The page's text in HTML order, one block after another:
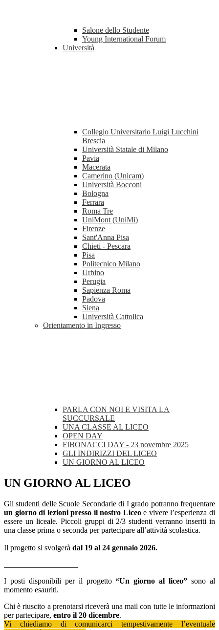
Salone dello Studente
Young International Forum
Università
Collegio Universitario Luigi Lucchini
Brescia
Università Statale di Milano
Pavia
Macerata
Camerino (Unicam)
Università Bocconi
Bologna
Ferrara
Roma Tre
UniMont (UniMi)
Firenze
Sant'Anna Pisa
Chieti - Pescara
Pisa
Politecnico Milano
Urbino
Perugia
Sapienza Roma
Padova
Siena
Università Cattolica
Orientamento in Ingresso
PARLA CON NOI E VISITA LA
SUCCURSALE
UNA CLASSE AL LICEO
OPEN DAY
FIBONACCI DAY - 23 novembre 2025
GLI INDIRIZZI DEL LICEO
UN GIORNO AL LICEO
UN GIORNO AL LICEO
Gli studenti delle Scuole Secondarie di I grado potranno frequentare
un giorno di lezioni presso il nostro Liceoe vivere l’esperienza di
essere un liceale. Piccoli gruppi di 2/3 studenti verranno inseriti in
una classe prima o seconda per partecipare all’attività scolastica.
Il progetto si svolgerà dal 19 al 24 gennaio 2026.
I posti disponibili per il progetto“Un giorno al liceo” sono al
momento esauriti.
Chi è riuscito a prenotarsi riceverà una mail con tutte le informazioni
per partecipare, entro il 20 dicembre.
Vi chiediamo di comunicarci tempestivamente l’eventuale